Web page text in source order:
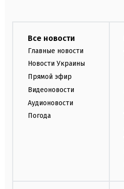
Все новости
Главные новости
Новости Украины
Прямой эфир
Видеоновости
Аудионовости
Погода